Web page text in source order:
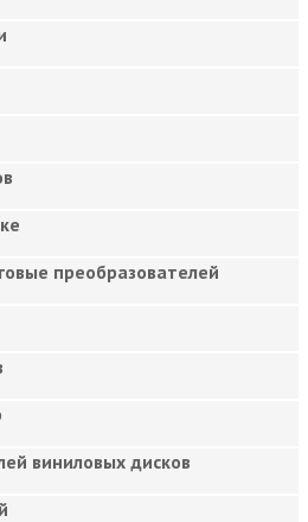
преобразователей
виниловых дисков